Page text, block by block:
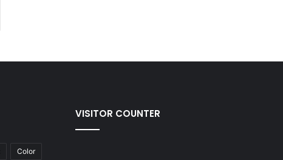
Color
VISITOR COUNTER